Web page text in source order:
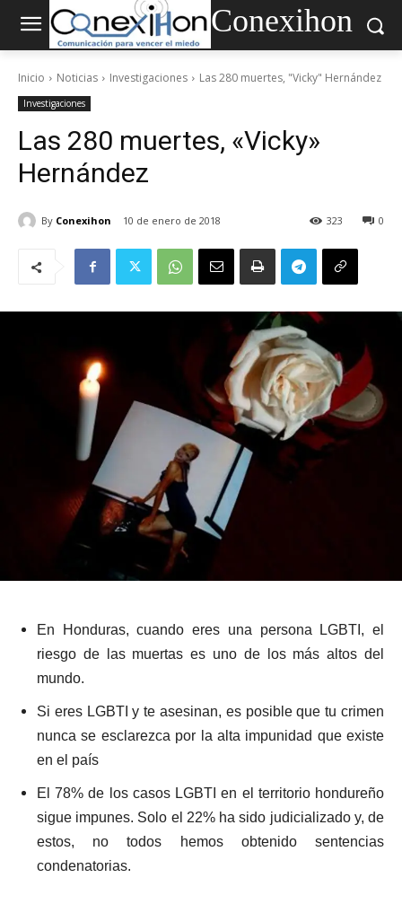
Conexihon
Inicio Noticias Investigaciones Las 280 muertes, "Vicky" Hernández
Investigaciones
Las 280 muertes, «Vicky»
Hernández
By Conexihon 10 de enero de 2018 0
323
En Honduras, cuando eres una persona LGBTI, el
riesgo de las muertas es uno de los más altos del
mundo.
Si eres LGBTI y te asesinan, es posible que tu crimen
nunca se esclarezca por la alta impunidad que existe
en el país
El 78% de los casos LGBTI en el territorio hondureño
sigue impunes. Solo el 22% ha sido judicializado y, de
estos, no todos hemos obtenido sentencias
condenatorias.